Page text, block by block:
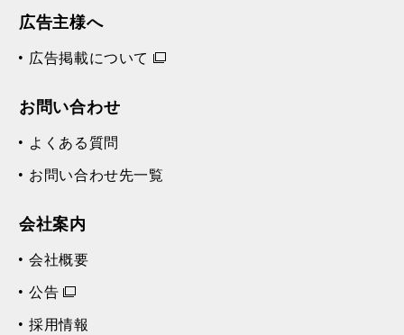
広告主様へ
広告掲載について
お問い合わせ
よくある質問
お問い合わせ先一覧
会社案内
会社概要
公告
採用情報